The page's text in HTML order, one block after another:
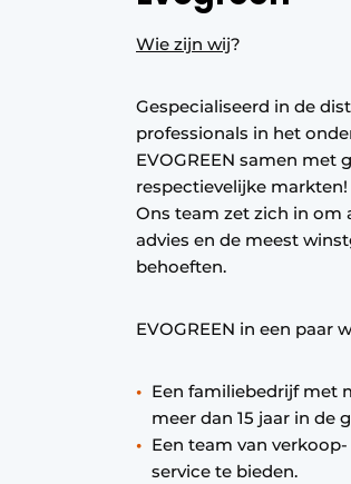
Wie zijn wij?
Gespecialiseerd in de
professionals in het
EVOGREEN samen met
respectievelijke markten!
Ons team zet zich in om
advies en de meest
behoeften.
EVOGREEN in een paar
Een familiebedrijf met
meer dan 15 jaar in de
Een team van
service te bieden.